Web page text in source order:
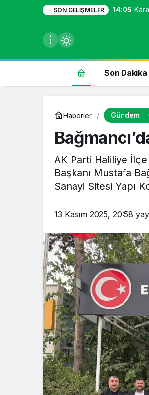
SON GELIŞMELER 14:05
Son Dakika
Haberler Gündem
AK Parti Haliliye İlçe
Başkanı Mustafa
Sanayi Sitesi Yapı
13 Kasım 2025, 20:58